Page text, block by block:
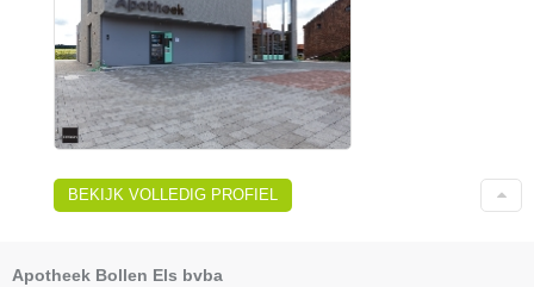
BEKIJK VOLLEDIG PROFIEL
Apotheek Bollen Els bvba